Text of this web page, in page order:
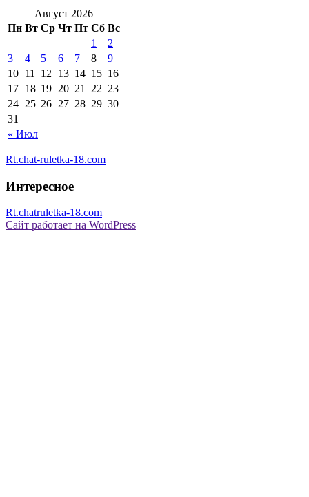
Август 2026
Пн Вт Ср Чт Пт Сб Вс
« Июл
1
2
3
4 5 6 7 8
9
10 11 12 13 14 15 16
17 18 19 20 21 22 23
24 25 26 27 28 29 30
31
Rt.chat-ruletka-18.com
Интересное
Rt.chatruletka-18.com
Сайт работает на WordPress